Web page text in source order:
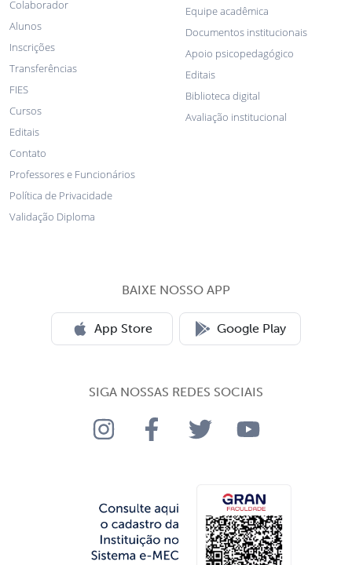
Colaborador
Alunos
Inscrições
Transferências
FIES
Cursos
Editais
Contato
Professores e Funcionários
Política de Privacidade
Validação Diploma
Equipe acadêmica
Documentos institucionais
Apoio psicopedagógico
Editais
Biblioteca digital
Avaliação institucional
BAIXE NOSSO APP
App Store Google Play
SIGA NOSSAS REDES SOCIAIS